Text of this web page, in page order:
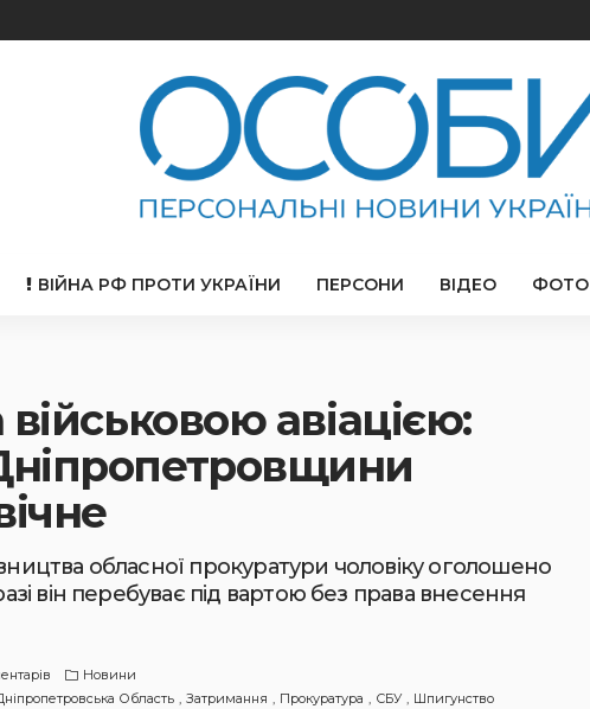
ВІЙНА РФ ПРОТИ УКРАЇНИ ПЕРСОНИ ВІДЕО ФОТО
авіацією:
обласної прокуратури чоловіку оголошено
він перебуває під вартою без права внесення
Новини
Область Затримання Прокуратура СБУ Шпигунство